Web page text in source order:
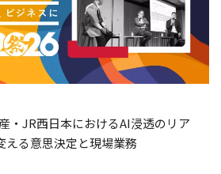
・JR西日本におけるAI浸透のリア
える意思決定と現場業務